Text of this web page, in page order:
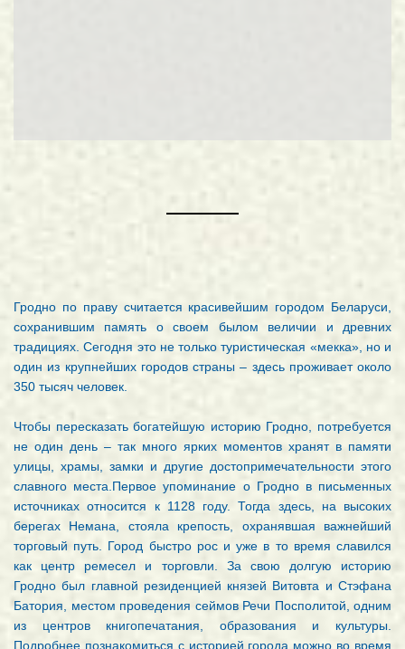
Гродно по праву считается красивейшим городом Беларуси,
сохранившим память о своем былом величии и древних
традициях. Сегодня это не только туристическая «мекка», но и
один из крупнейших городов страны – здесь проживает около
350 тысяч человек.
Чтобы пересказать богатейшую историю Гродно, потребуется
не один день – так много ярких моментов хранят в памяти
улицы, храмы, замки и другие достопримечательности этого
славного места.Первое упоминание о Гродно в письменных
источниках относится к 1128 году. Тогда здесь, на высоких
берегах Немана, стояла крепость, охранявшая важнейший
торговый путь. Город быстро рос и уже в то время славился
как центр ремесел и торговли. За свою долгую историю
Гродно был главной резиденцией князей Витовта и Стэфана
Батория, местом проведения сеймов Речи Посполитой, одним
из центров книгопечатания, образования и культуры.
Подробнее познакомиться с историей города можно во время